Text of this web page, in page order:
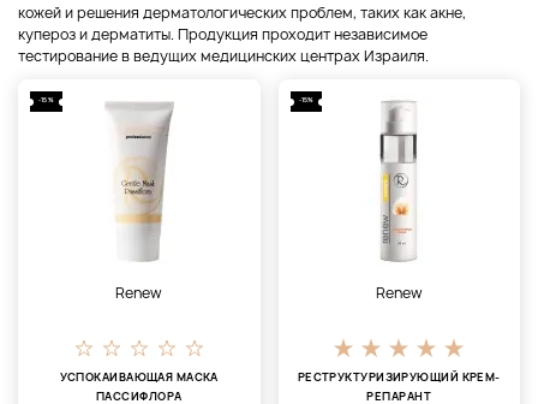
кожей и решения дерматологических проблем, таких как акне,
купероз и дерматиты. Продукция проходит независимое
тестирование в ведущих медицинских центрах Израиля.
-15%
Renew
УСПОКАИВАЮЩАЯ МАСКА
ПАССИФЛОРА
-15%
Renew
РЕСТРУКТУРИЗИРУЮЩИЙ КРЕМ-
РЕПАРАНТ